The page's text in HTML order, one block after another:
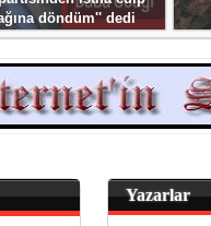
döndüm'' dedi
Yazarlar